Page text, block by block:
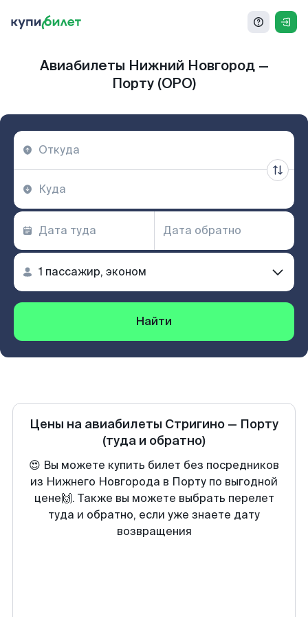
Авиабилеты Нижний Новгород —
Порту (OPO)
Найти
Цены на авиабилеты Стригино — Порту
(туда и обратно)
😍 Вы можете купить билет без посредников
из Нижнего Новгорода в Порту по выгодной
цене🙌. Также вы можете выбрать перелет
туда и обратно, если уже знаете дату
возвращения